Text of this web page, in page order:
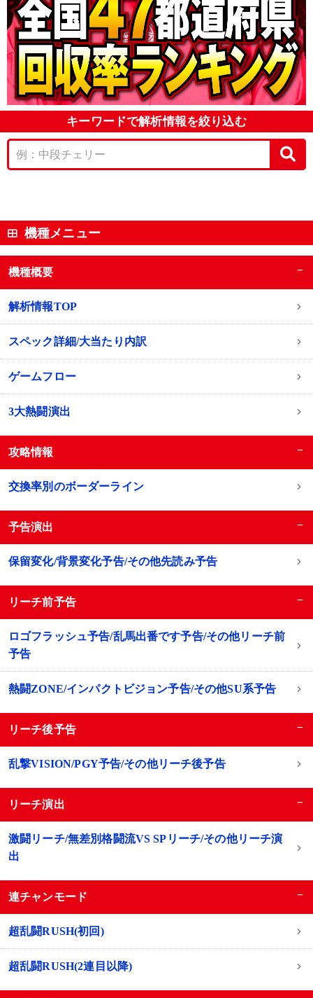
キーワードで解析情報を絞り込む
機種メニュー
機種概要 −
解析情報TOP
スペック詳細/大当たり内訳
ゲームフロー
3大熱闘演出
攻略情報 −
交換率別のボーダーライン
予告演出 −
保留変化/背景変化予告/その他先読み予告
リーチ前予告 −
ロゴフラッシュ予告/乱馬出番です予告/その他リーチ前
予告
熱闘ZONE/インパクトビジョン予告/その他SU系予告
リーチ後予告 −
乱撃VISION/PGY予告/その他リーチ後予告
リーチ演出 −
激闘リーチ/無差別格闘流VS SPリーチ/その他リーチ演
出
連チャンモード −
超乱闘RUSH(初回)
超乱闘RUSH(2連目以降)